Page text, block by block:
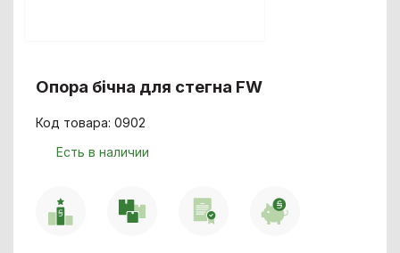
Опора бічна для стегна FW
Код товара: 0902
Есть в наличии